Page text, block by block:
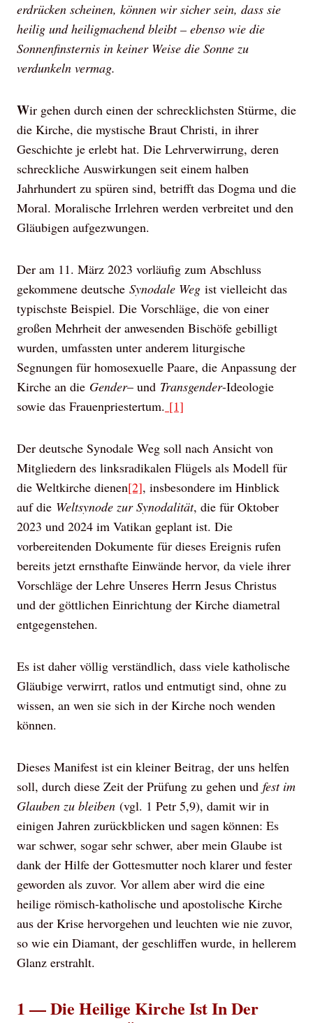
erdrücken scheinen, können wir sicher sein, dass sie
heilig und heiligmachend bleibt – ebenso wie die
Sonnenfinsternis in keiner Weise die Sonne zu
verdunkeln vermag.
Wir gehen durch einen der schrecklichsten Stürme, die
die Kirche, die mystische Braut Christi, in ihrer
Geschichte je erlebt hat. Die Lehrverwirrung, deren
schreckliche Auswirkungen seit einem halben
Jahrhundert zu spüren sind, betrifft das Dogma und die
Moral. Moralische Irrlehren werden verbreitet und den
Gläubigen aufgezwungen.
Der am 11. März 2023 vorläufig zum Abschluss
gekommene deutsche Synodale Weg ist vielleicht das
typischste Beispiel. Die Vorschläge, die von einer
großen Mehrheit der anwesenden Bischöfe gebilligt
wurden, umfassten unter anderem liturgische
Segnungen für homosexuelle Paare, die Anpassung der
Kirche an die Gender– und Transgender-Ideologie
sowie das Frauenpriestertum. [1]
Der deutsche Synodale Weg soll nach Ansicht von
Mitgliedern des linksradikalen Flügels als Modell für
die Weltkirche dienen[2], insbesondere im Hinblick
auf die Weltsynode zur Synodalität, die für Oktober
2023 und 2024 im Vatikan geplant ist. Die
vorbereitenden Dokumente für dieses Ereignis rufen
bereits jetzt ernsthafte Einwände hervor, da viele ihrer
Vorschläge der Lehre Unseres Herrn Jesus Christus
und der göttlichen Einrichtung der Kirche diametral
entgegenstehen.
Es ist daher völlig verständlich, dass viele katholische
Gläubige verwirrt, ratlos und entmutigt sind, ohne zu
wissen, an wen sie sich in der Kirche noch wenden
können.
Dieses Manifest ist ein kleiner Beitrag, der uns helfen
soll, durch diese Zeit der Prüfung zu gehen und fest im
Glauben zu bleiben (vgl. 1 Petr 5,9), damit wir in
einigen Jahren zurückblicken und sagen können: Es
war schwer, sogar sehr schwer, aber mein Glaube ist
dank der Hilfe der Gottesmutter noch klarer und fester
geworden als zuvor. Vor allem aber wird die eine
heilige römisch-katholische und apostolische Kirche
aus der Krise hervorgehen und leuchten wie nie zuvor,
so wie ein Diamant, der geschliffen wurde, in hellerem
Glanz erstrahlt.
1 — Die Heilige Kirche Ist In Der